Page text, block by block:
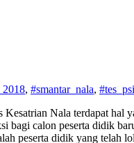
, #smantar_nala,
Nala terdapat hal
bagi calon peserta didik
peserta didik yang telah